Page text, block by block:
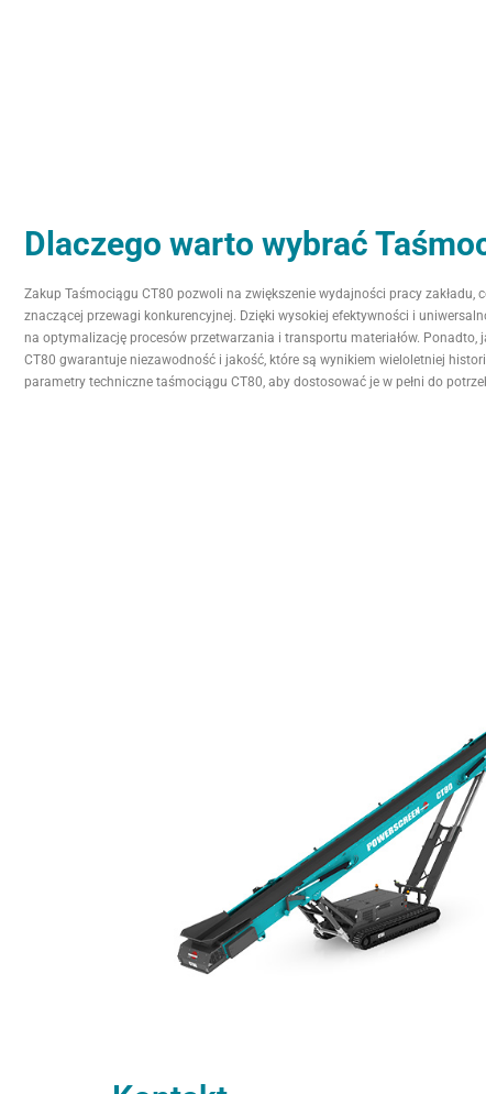
Dlaczego warto wybrać
Zakup Taśmociągu CT80 pozwoli na zwiększenie wydajności pracy zakładu,
znaczącej przewagi konkurencyjnej. Dzięki wysokiej efektywności i
na optymalizację procesów przetwarzania i transportu materiałów. Ponadto,
CT80 gwarantuje niezawodność i jakość, które są wynikiem wieloletniej
parametry techniczne taśmociągu CT80, aby dostosować je w pełni do